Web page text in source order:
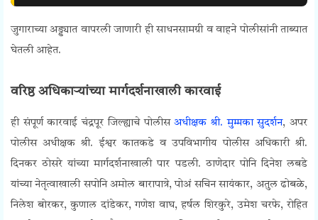
जुगाराच्या अड्ड्यात वापरली जाणारी ही साधनसामग्री व वाहने पोलीसांनी ताब्यात
घेतली आहेत.
वरिष्ठ अधिकाऱ्यांच्या मार्गदर्शनाखाली कारवाई
ही संपूर्ण कारवाई चंद्रपूर जिल्ह्याचे पोलीसअधीक्षक श्री. मुम्मका सुदर्शन, अपर
पोलीस अधीक्षक श्री. ईश्वर कातकडे व उपविभागीय पोलीस अधिकारी श्री.
दिनकर ठोसरे यांच्या मार्गदर्शनाखाली पार पडली. ठाणेदार पोनि दिनेश लबडे
यांच्या नेतृत्वाखाली सपोनि अमोल बारापात्रे, पोअं सचिन सायंकार, अतुल ढोबळे,
निलेश बोरकर, कुणाल दांडेकर, गणेश वाघ, हर्षल शिरकुरे, उमेश चरफे, रोहित